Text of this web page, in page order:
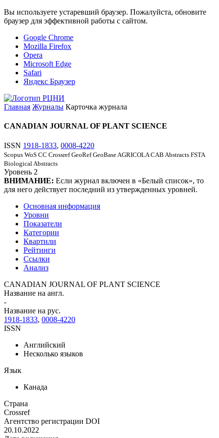
Вы используете устаревший браузер. Пожалуйста, обновите
браузер для эффективной работы с сайтом.
Google Chrome
Mozilla Firefox
Opera
Microsoft Edge
Safari
Яндекс Браузер
Главная Журналы Карточка журнала
CANADIAN JOURNAL OF PLANT SCIENCE
ISSN 1918-1833, 0008-4220
Scopus WoS CC Crossref GeoRef GeoBase AGRICOLA CAB Abstracts FSTA
Biological Abstracts
Уровень 2
ВНИМАНИЕ: Если журнал включен в «Белый список», то
для него действует последний из утвержденных уровней.
Основная информация
Уровни
Показатели
Категории
Квартили
Рейтинги
Ссылки
Анализ
CANADIAN JOURNAL OF PLANT SCIENCE
Название на англ.
-
Название на рус.
1918-1833, 0008-4220
ISSN
Английский
Несколько языков
Язык
Канада
Страна
Crossref
Агентство регистрации DOI
20.10.2022